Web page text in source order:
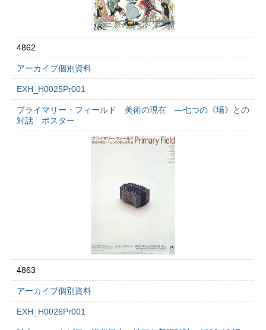
4862
アーカイブ個別資料
EXH_H0025Pr001
プライマリー・フィールド 美術の現在 ―七つの《場》との
対話 ポスター
4863
アーカイブ個別資料
EXH_H0026Pr001